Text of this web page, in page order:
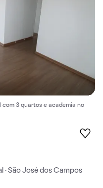
3 quartos e academia no
· São José dos Campos